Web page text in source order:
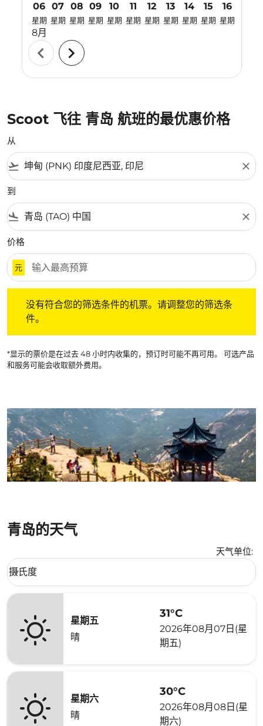
06
星期
8月
07
星期
08
星期
09
星期
10
星期
11
星期
12
星期
13
星期
14
星期
15
星期
16
星期
chevron_left chevron_right
Scoot 飞往 青岛 航班的最优惠价格
从
flight_takeoff close
到
flight_land close
价格
元
没有符合您的筛选条件的机票。请调整您的筛选条
件。
*显示的票价是在过去 48 小时内收集的，预订时可能不再可用。 可选产品
和服务可能会收取额外费用。
青岛的天气
天气单位:
Weather unit option 摄氏度 Selected
摄氏度
keyboard_arrow_down
星期五
晴
31°C
2026年08月07日(星
期五)
星期六
晴
30°C
2026年08月08日(星
期六)